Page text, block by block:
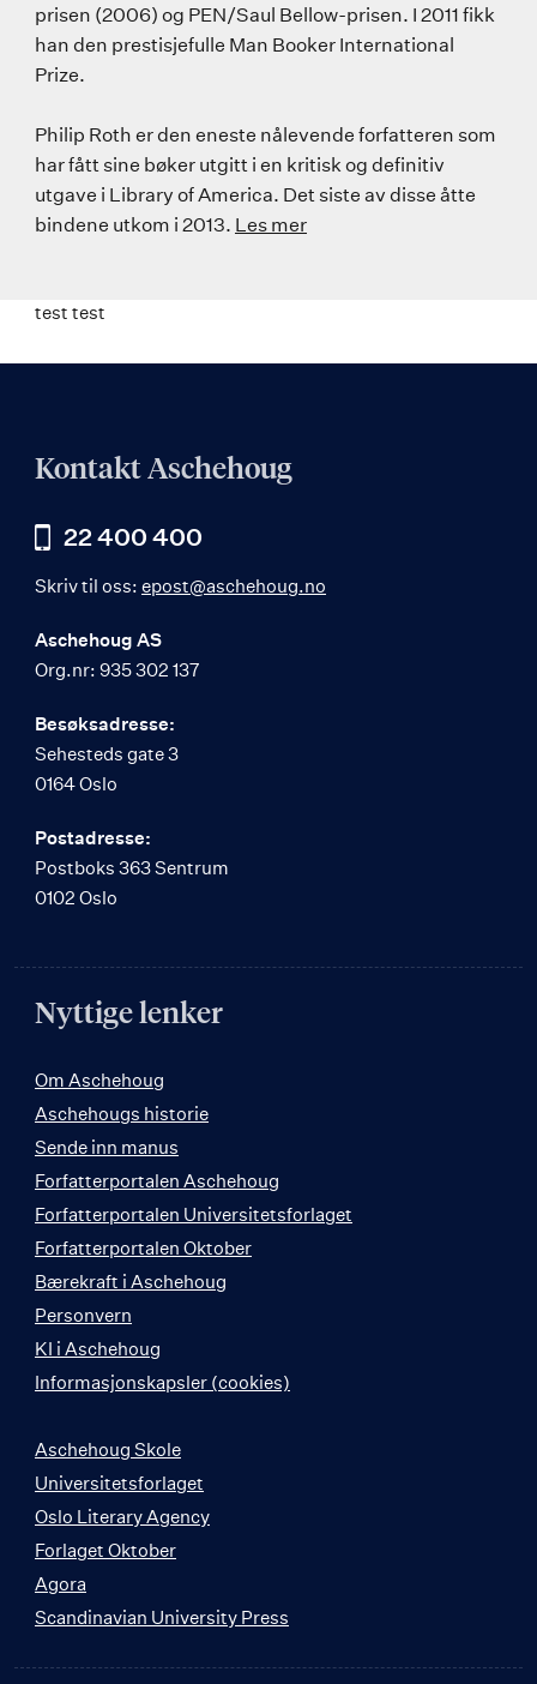
prisen (2006) og PEN/Saul Bellow-prisen. I 2011 fikk
han den prestisjefulle Man Booker International
Prize.
Philip Roth er den eneste nålevende forfatteren som
har fått sine bøker utgitt i en kritisk og definitiv
utgave i Library of America. Det siste av disse åtte
bindene utkom i 2013. Les mer
test test
Kontakt Aschehoug
22 400 400
Skriv til oss: epost@aschehoug.no
Aschehoug AS
Org.nr: 935 302 137
Besøksadresse:
Sehesteds gate 3
0164 Oslo
Postadresse:
Postboks 363 Sentrum
0102 Oslo
Nyttige lenker
Om Aschehoug
Aschehougs historie
Sende inn manus
Forfatterportalen Aschehoug
Forfatterportalen Universitetsforlaget
Forfatterportalen Oktober
Bærekraft i Aschehoug
Personvern
KI i Aschehoug
Informasjonskapsler (cookies)
Aschehoug Skole
Universitetsforlaget
Oslo Literary Agency
Forlaget Oktober
Agora
Scandinavian University Press